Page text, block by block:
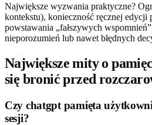
Największe wyzwania praktyczne?
kontekstu), konieczność ręcznej edycji
powstawania „fałszywych
nieporozumień lub nawet błędnych
Największe mity o
się bronić przed
Czy chatgpt pamięta
sesji?